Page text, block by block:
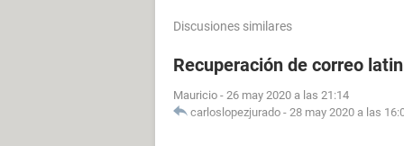
Discusiones similares
Recuperación de correo
Mauricio - 26 may 2020 a las 21:14
carloslopezjurado - 28 may 2020 a las